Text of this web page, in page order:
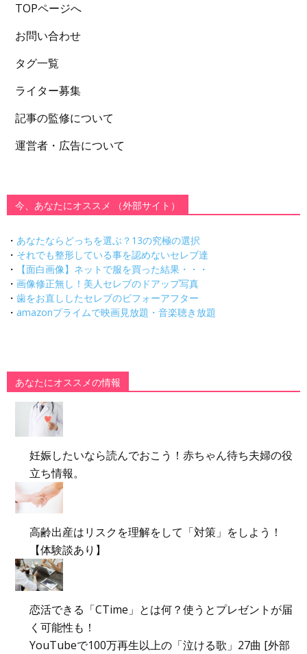
TOPページへ
お問い合わせ
タグ一覧
ライター募集
記事の監修について
運営者・広告について
今、あなたにオススメ （外部サイト）
・ あなたならどっちを選ぶ？13の究極の選択
・ それでも整形している事を認めないセレブ達
・
【面白画像】ネットで服を買った結果・・・
・ 画像修正無し！美人セレブのドアップ写真
・ 歯をお直ししたセレブのビフォーアフター
・ amazonプライムで映画見放題・音楽聴き放題
あなたにオススメの情報
妊娠したいなら読んでおこう！赤ちゃん待ち夫婦の役
立ち情報。
高齢出産はリスクを理解をして「対策」をしよう！
【体験談あり】
恋活できる「CTime」とは何？使うとプレゼントが届
く可能性も！
YouTubeで100万再生以上の「泣ける歌」27曲 [外部